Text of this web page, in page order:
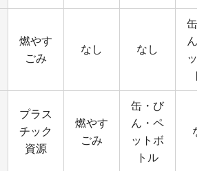
燃やす
ごみ
なし なし
缶
ん
ッ
プラス
チック
資源
燃やす
ごみ
缶・び
ん・ペ
ットボ
トル